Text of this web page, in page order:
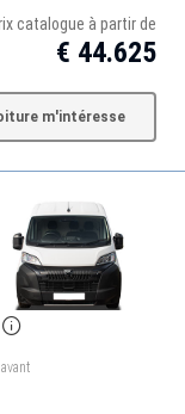
catalogue à partir de
€ 44.625
m'intéresse